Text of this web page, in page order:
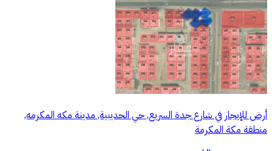
أرض للإيجار في شارع جدة السريع, حي الحديبية, مدينة مكه المكرمه,
منطقة مكة المكرمة